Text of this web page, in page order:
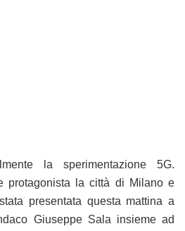
la sperimentazione 5G.
protagonista la città di Milano e
presentata questa mattina a
Giuseppe Sala insieme ad